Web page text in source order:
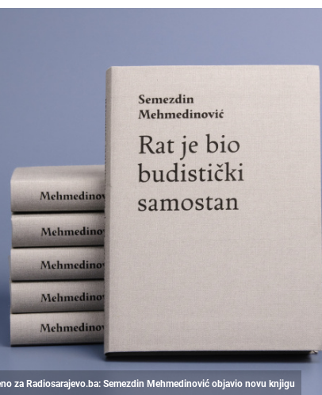
za Radiosarajevo.ba: Semezdin Mehmedinović objavio novu knjigu